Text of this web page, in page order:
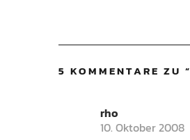
5 KOMMENTARE ZU “
rho
10. Oktober 2008